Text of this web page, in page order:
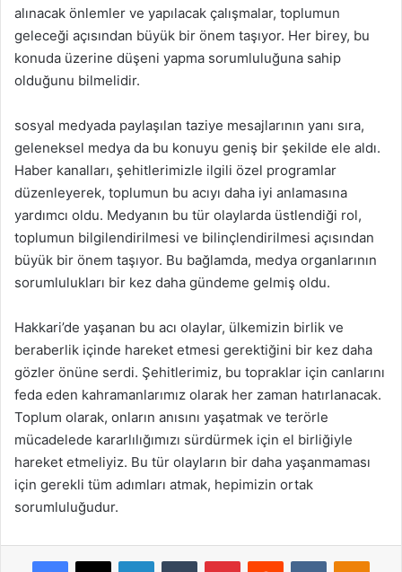
alınacak önlemler ve yapılacak çalışmalar, toplumun
geleceği açısından büyük bir önem taşıyor. Her birey, bu
konuda üzerine düşeni yapma sorumluluğuna sahip
olduğunu bilmelidir.
sosyal medyada paylaşılan taziye mesajlarının yanı sıra,
geleneksel medya da bu konuyu geniş bir şekilde ele aldı.
Haber kanalları, şehitlerimizle ilgili özel programlar
düzenleyerek, toplumun bu acıyı daha iyi anlamasına
yardımcı oldu. Medyanın bu tür olaylarda üstlendiği rol,
toplumun bilgilendirilmesi ve bilinçlendirilmesi açısından
büyük bir önem taşıyor. Bu bağlamda, medya organlarının
sorumlulukları bir kez daha gündeme gelmiş oldu.
Hakkari’de yaşanan bu acı olaylar, ülkemizin birlik ve
beraberlik içinde hareket etmesi gerektiğini bir kez daha
gözler önüne serdi. Şehitlerimiz, bu topraklar için canlarını
feda eden kahramanlarımız olarak her zaman hatırlanacak.
Toplum olarak, onların anısını yaşatmak ve terörle
mücadelede kararlılığımızı sürdürmek için el birliğiyle
hareket etmeliyiz. Bu tür olayların bir daha yaşanmaması
için gerekli tüm adımları atmak, hepimizin ortak
sorumluluğudur.
Facebook
X LinkedInTumblr PinterestReddit VKontakte